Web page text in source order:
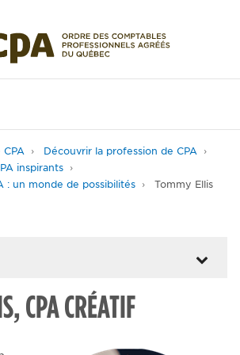
CPA
Découvrir la profession de CPA
inspirants
: un monde de possibilités
Tommy Ellis
CPA CRÉATIF